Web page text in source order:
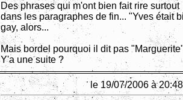
Des phrases qui m'ont bien fait rire surtout
dans les paragraphes de fin... "Yves était
gay, alors...
Mais bordel pourquoi il dit pas
Y'a une suite ?
le 19/07/2006 à